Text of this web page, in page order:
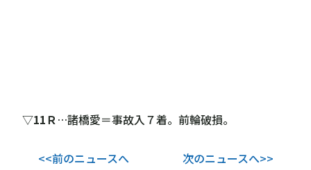
▽11Ｒ …諸橋愛＝事故入７着。前輪破損。
<<前のニュースへ 次のニュースへ>>